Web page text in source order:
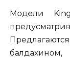
Модели